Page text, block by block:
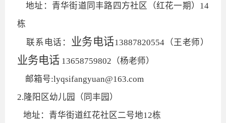
地址：青华街道同丰路四方社区（红花一期）14
栋
联系电话：
业务电话13887820554（王老师）
业务电话 13658759802（杨老师）
邮箱号:lyqsifangyuan@163.com
2.隆阳区幼儿园（同丰园）
地址：青华街道红花社区二号地12栋